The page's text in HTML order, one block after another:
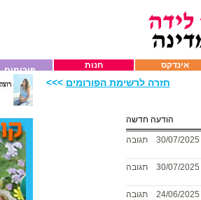
פורומים חנות אינדקס
חזרה לרשימת הפורומים >>>
הודעה חדשה
תגובה
תגובה
תגובה